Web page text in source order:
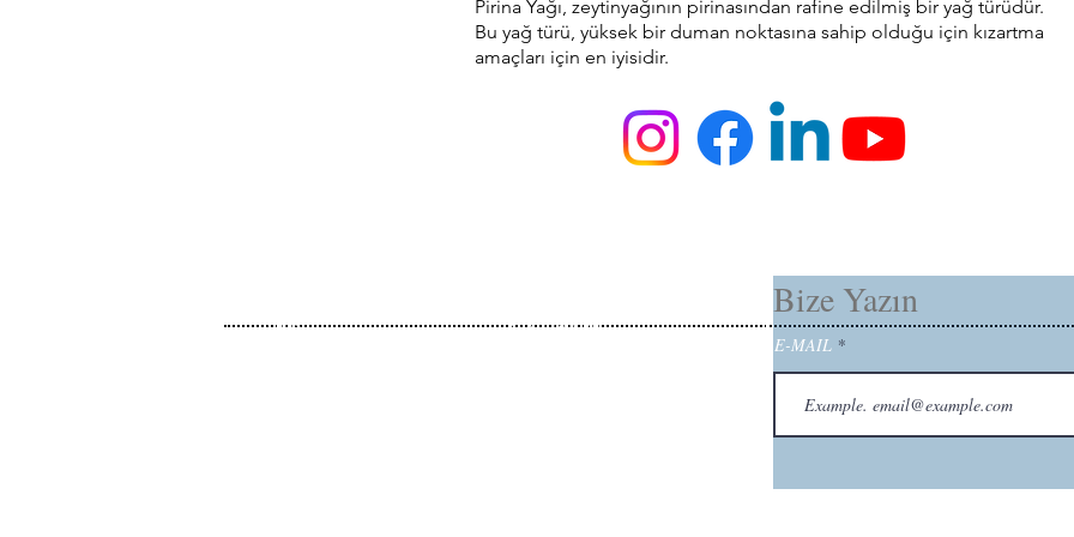
Pirina Yağı, zeytinyağının pirinasından rafine edilmiş bir yağ türüdür.
Bu yağ türü, yüksek bir duman noktasına sahip olduğu için kızartma
amaçları için en iyisidir.
Giriş
Zeytinyağlar
Bize Yazın
E-MAIL